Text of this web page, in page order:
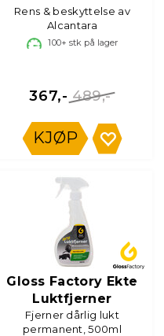
Rens & beskyttelse av
Alcantara
100+ stk på lager
489,-
367,-
KJØP
Gloss Factory Ekte
Luktfjerner
Fjerner dårlig lukt
permanent, 500ml